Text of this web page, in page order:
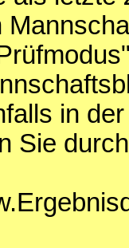
in
Sie